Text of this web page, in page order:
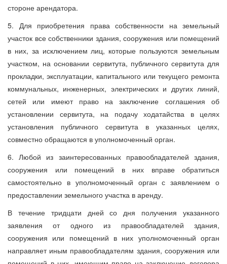
стороне арендатора.
5. Для приобретения права собственности на земельный
участок все собственники здания, сооружения или помещений
в них, за исключением лиц, которые пользуются земельным
участком, на основании сервитута, публичного сервитута для
прокладки, эксплуатации, капитального или текущего ремонта
коммунальных, инженерных, электрических и других линий,
сетей или имеют право на заключение соглашения об
установлении сервитута, на подачу ходатайства в целях
установления публичного сервитута в указанных целях,
совместно обращаются в уполномоченный орган.
6. Любой из заинтересованных правообладателей здания,
сооружения или помещений в них вправе обратиться
самостоятельно в уполномоченный орган с заявлением о
предоставлении земельного участка в аренду.
В течение тридцати дней со дня получения указанного
заявления от одного из правообладателей здания,
сооружения или помещений в них уполномоченный орган
направляет иным правообладателям здания, сооружения или